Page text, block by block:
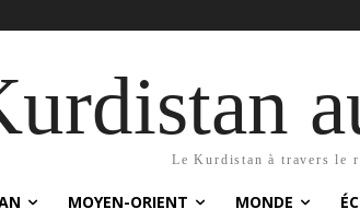
Le Kurdistan à travers le
MOYEN-ORIENT MONDE